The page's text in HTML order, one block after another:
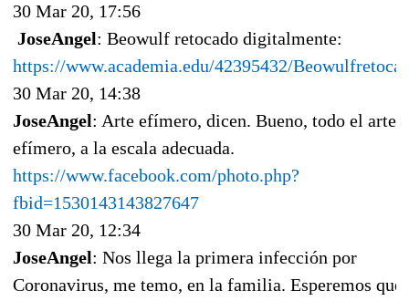
30 Mar 20, 17:56
JoseAngel: Beowulf retocado digitalmente:
https://www.academia.edu/42395432/
30 Mar 20, 14:38
JoseAngel: Arte efímero, dicen. Bueno, todo el arte
efímero, a la escala adecuada.
https://www.facebook.com/photo.php?
fbid=1530143143827647
30 Mar 20, 12:34
JoseAngel: Nos llega la primera infección por
Coronavirus, me temo, en la familia. Esperemos que